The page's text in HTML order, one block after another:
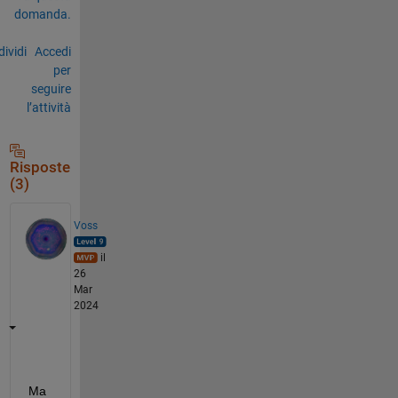
domanda.
Accedi
per
seguire
l’attività
Risposte
(3)
Voss
il
26
Mar
2024
Ma